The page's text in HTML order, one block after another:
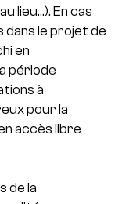
lieu…). En cas
dans le projet de
en
période
à
pour la
accès libre
de la